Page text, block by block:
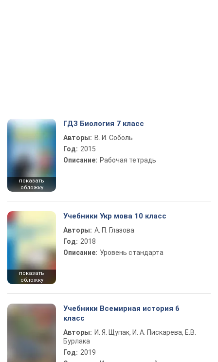
показать
обложку
ГДЗ Биология 7 класс
Авторы: В. И. Соболь
Год: 2015
Описание: Рабочая тетрадь
показать
обложку
Учебники Укр мова 10 класс
Авторы: А. П. Глазова
Год: 2018
Описание: Уровень стандарта
Учебники Всемирная история 6
класс
Авторы: И. Я. Щупак, И. А. Пискарева, Е.В.
Бурлака
Год: 2019